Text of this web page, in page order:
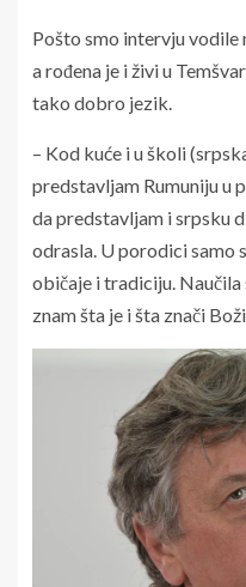
Pošto smo intervju vodile
a rođena je i živi u
tako dobro jezik.
– Kod kuće i u školi
predstavljam Rumuniju u
da predstavljam i srpsku
odrasla. U porodici samo
običaje i tradiciju. Naučila
znam šta je i šta znači